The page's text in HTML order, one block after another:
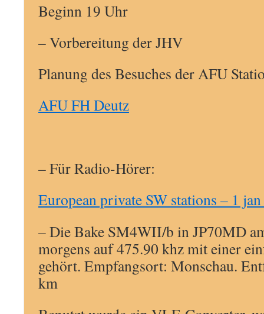
Beginn 19 Uhr
– Vorbereitung der JHV
Planung des Besuches der AFU
AFU FH Deutz
– Für Radio-Hörer:
European private SW stations – 1
– Die Bake SM4WII/b in JP70MD
morgens auf 475.90 khz mit einer
gehört. Empfangsort: Monschau.
km